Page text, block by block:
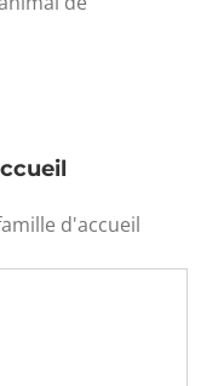
d'accueil